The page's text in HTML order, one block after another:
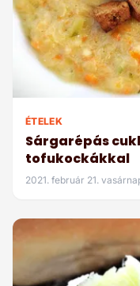
ÉTELEK
Sárgarépás
tofukockákkal
2021. február 21.